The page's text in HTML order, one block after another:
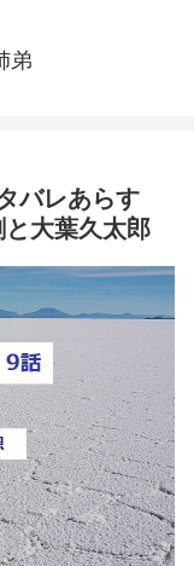
弟
バレあらす
大葉久太郎